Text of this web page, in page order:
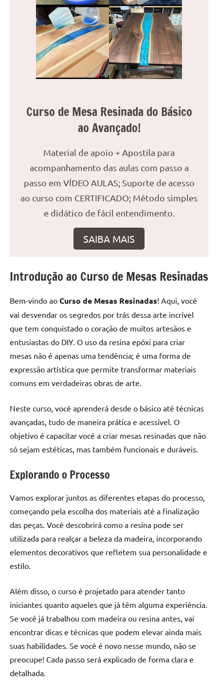
resinadas.
redonda
jantar
para
tudo
o
para
transformar
seu
ambiente
únicas.
conteúdo
é
focado
em
as
melhores
práticas
tendências
para
criar
mesa
de
de
como
as
populares
River
Tables
Curso de Mesa Resinada do Básico
ao Avançado!
Material de apoio + Apostila para
acompanhamento das aulas com passo a
passo em VÍDEO AULAS; Suporte de acesso
ao curso com CERTIFICADO; Método simples
e didático de fácil entendimento.
SAIBA MAIS
Introdução ao Curso de Mesas Resinadas
Bem-vindo ao Curso de Mesas Resinadas! Aqui, você
vai desvendar os segredos por trás dessa arte incrível
que tem conquistado o coração de muitos artesãos e
entusiastas do DIY. O uso da resina epóxi para criar
mesas não é apenas uma tendência; é uma forma de
expressão artística que permite transformar materiais
comuns em verdadeiras obras de arte.
Neste curso, você aprenderá desde o básico até técnicas
avançadas, tudo de maneira prática e acessível. O
objetivo é capacitar você a criar mesas resinadas que não
só sejam estéticas, mas também funcionais e duráveis.
Explorando o Processo
Vamos explorar juntos as diferentes etapas do processo,
começando pela escolha dos materiais até a finalização
das peças. Você descobrirá como a resina pode ser
utilizada para realçar a beleza da madeira, incorporando
elementos decorativos que refletem sua personalidade e
estilo.
Além disso, o curso é projetado para atender tanto
iniciantes quanto aqueles que já têm alguma experiência.
Se você já trabalhou com madeira ou resina antes, vai
encontrar dicas e técnicas que podem elevar ainda mais
suas habilidades. Se você é novo nesse mundo, não se
preocupe! Cada passo será explicado de forma clara e
detalhada.